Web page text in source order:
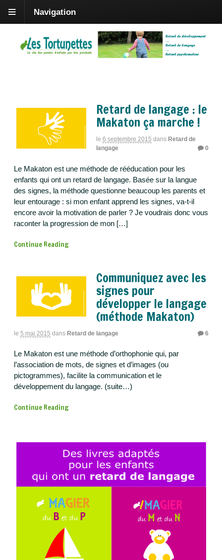
Navigation
Retard de langage : le
Makaton ça marche !
le 6 septembre 2015 dans Retard de
langage
0
Le Makaton est une méthode de rééducation pour les
enfants qui ont un retard de langage. Basée sur la langue
des signes, la méthode questionne beaucoup les parents et
leur entourage : si mon enfant apprend les signes, va-t-il
encore avoir la motivation de parler ? Je voudrais donc vous
raconter la progression de mon […]
Continue Reading
Communiquez avec les
signes pour
développer le langage
(méthode Makaton)
le 5 mai 2015 dans Retard de langage 6
Le Makaton est une méthode d’orthophonie qui, par
l’association de mots, de signes et d’images (ou
pictogrammes), facilite la communication et le
développement du langage. (suite…)
Continue Reading